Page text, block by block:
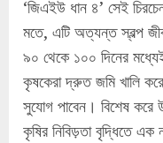
‘জিএইউ ধান ৪’ সেই
মতে, এটি অত্যন্ত স্বল্প
৯০ থেকে ১০০ দিনের
কৃষকেরা দ্রুত জমি খালি
সুযোগ পাবেন। বিশেষ করে
কৃষির নিবিড়তা বৃদ্ধিতে এক